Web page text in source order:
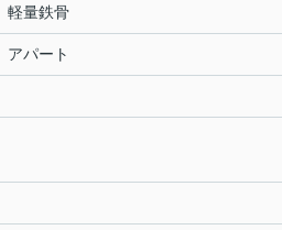
軽量鉄骨
アパート